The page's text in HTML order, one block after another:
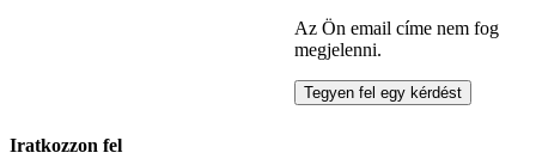
Az Ön email címe nem fog
megjelenni.
Iratkozzon fel